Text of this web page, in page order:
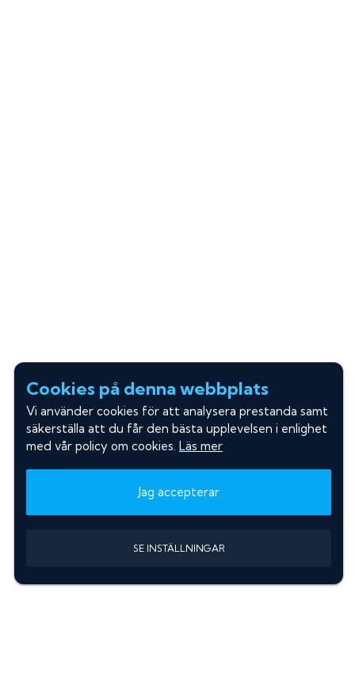
Cookies på denna webbplats
Vi använder cookies för att analysera prestanda samt
säkerställa att du får den bästa upplevelsen i enlighet
med vår policy om cookies. Läs mer
Jag accepterar
SE INSTÄLLNINGAR